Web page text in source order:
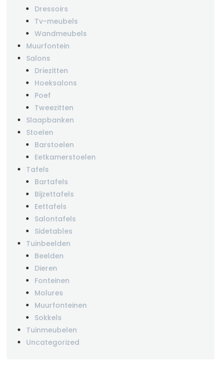
Dressoirs
Tv-meubels
Wandmeubels
Muurfontein
Salons
Driezitten
Hoeksalons
Poef
Tweezitten
Slaapbanken
Stoelen
Barstoelen
Eetkamerstoelen
Tafels
Bartafels
Bijzettafels
Eettafels
Salontafels
Sidetables
Tuinbeelden
Beelden
Dieren
Fonteinen
Molures
Muurfonteinen
Sokkels
Tuinmeubelen
Uncategorized